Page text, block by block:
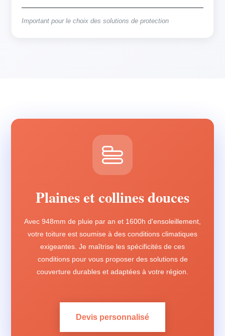
Important pour le choix des solutions de protection
Plaines et collines douces
Avec 948mm de pluie par an et 1600h d'ensoleillement,
votre toiture est soumise à des conditions climatiques
exigeantes. Je maîtrise les spécificités de ces
conditions pour vous proposer des solutions de
couverture durables et adaptées à votre région.
Devis personnalisé